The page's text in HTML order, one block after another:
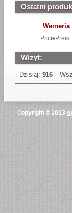
Ostatni
Werneria
Price/Preis:
Wizyt:
Dzisiaj: 916
Copyright © 2013